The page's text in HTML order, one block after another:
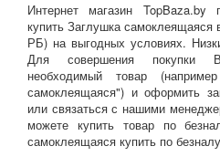
Интернет магазин TopBaza.by
купить Заглушка самоклеящаяся
РБ) на выгодных условиях.
Для совершения покупки
необходимый товар
самоклеящаяся") и оформить
или связаться с нашими
можете купить товар по
самоклеящаяся купить по